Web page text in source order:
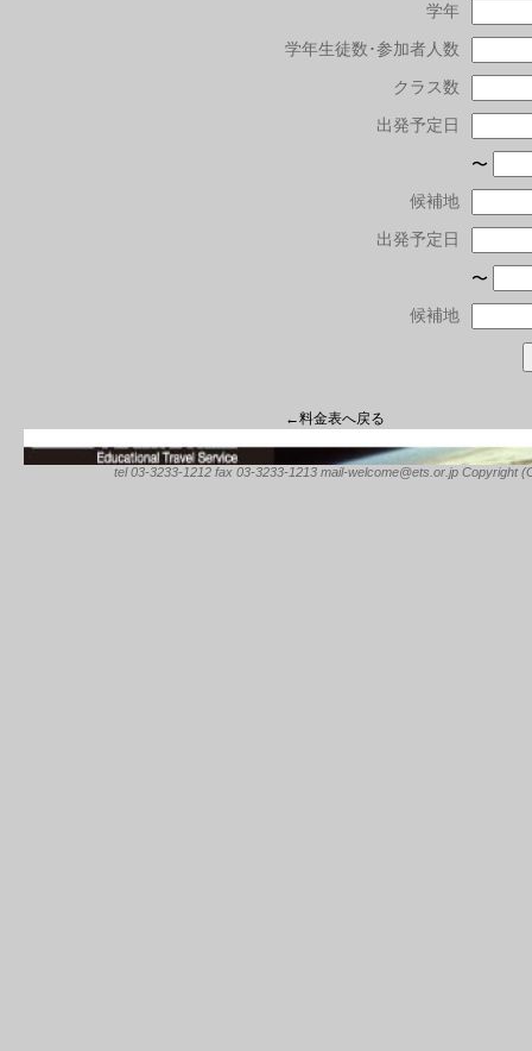
学年
学年生徒数･参加者人数
クラス数
出発予定日
〜
候補地
出発予定日
〜
候補地
←料金表へ戻る
tel 03-3233-1212 fax 03-3233-1213 mail-welcome@ets.or.jp Copyright